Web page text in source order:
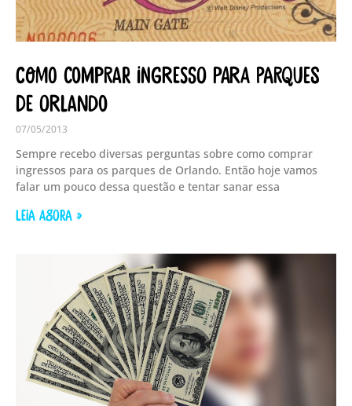
Como comprar ingresso para parques
de Orlando
07/05/2013
Sempre recebo diversas perguntas sobre como comprar
ingressos para os parques de Orlando. Então hoje vamos
falar um pouco dessa questão e tentar sanar essa
LEIA AGORA »